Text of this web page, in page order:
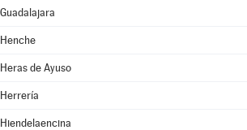
Guadalajara
Henche
Heras de Ayuso
Herrería
Hiendelaencina